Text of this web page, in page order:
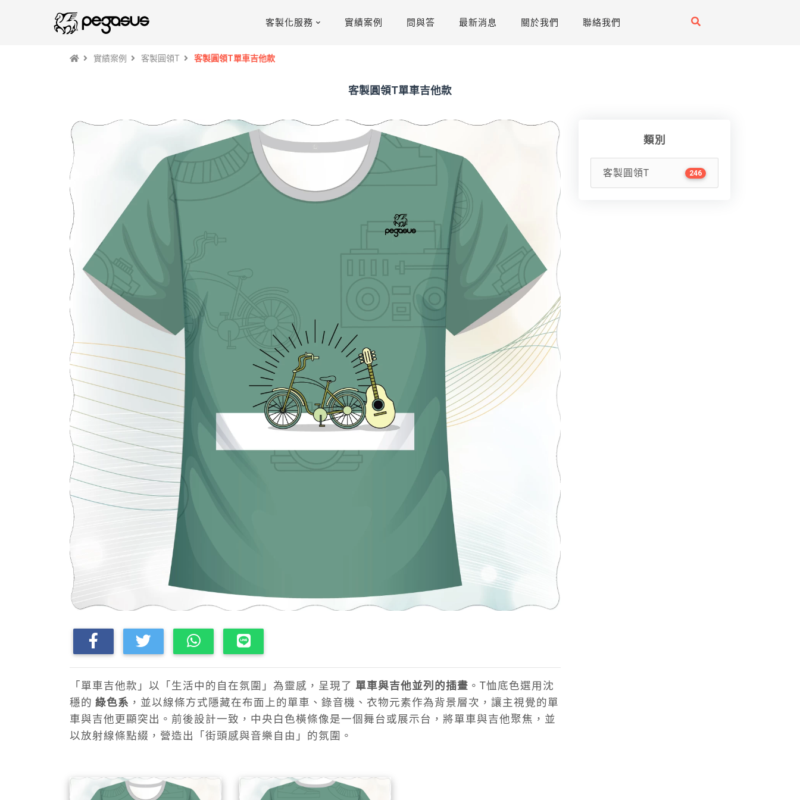
客製化服務 實績案例 問與答 最新消息 關於我們 聯絡我們
實績案例 客製圓領T 客製圓領T單車吉他款
客製圓領T單車吉他款
「單車吉他款」以「生活中的自在氛圍」為靈感，呈現了 單車與吉他並列的插畫 。T恤底色選用沈
穩的 綠色系 ，並以線條方式隱藏在布面上的單車、錄音機、衣物元素作為背景層次，讓主視覺的單
車與吉他更顯突出。前後設計一致，中央白色橫條像是一個舞台或展示台，將單車與吉他聚焦，並
以放射線條點綴，營造出「街頭感與音樂自由」的氛圍。
類別
客製圓領T 246